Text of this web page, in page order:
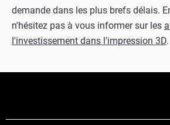
demande dans les plus brefs délais.
n'hésitez pas à vous informer sur les
l'investissement dans l'impression 3D.